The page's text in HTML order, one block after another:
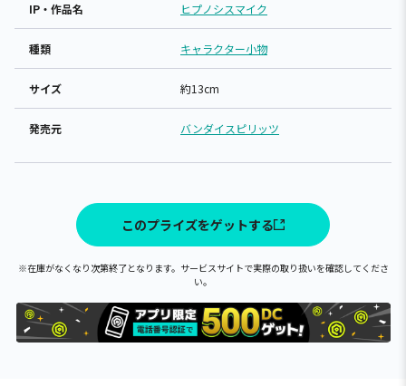
IP・作品名 ヒプノシスマイク
種類 キャラクター小物
サイズ 約13cm
発売元 バンダイスピリッツ
このプライズをゲットする
※在庫がなくなり次第終了となります。サービスサイトで実際の取り扱いを確認してくださ
い。